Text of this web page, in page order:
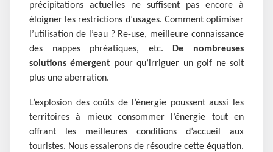
précipitations actuelles ne suffisent pas encore à
éloigner les restrictions d’usages. Comment optimiser
l’utilisation de l’eau ? Re-use, meilleure connaissance
des nappes phréatiques, etc. De nombreuses
solutions émergent pour qu’irriguer un golf ne soit
plus une aberration.
L’explosion des coûts de l’énergie poussent aussi les
territoires à mieux consommer l’énergie tout en
offrant les meilleures conditions d’accueil aux
touristes. Nous essaierons de résoudre cette équation.